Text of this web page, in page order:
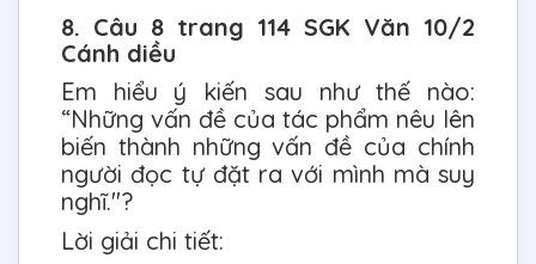
8. Câu 8 trang 114 SGK Văn 10/2
Cánh diều
Em hiểu ý kiến sau như thế nào:
“Những vấn đề của tác phẩm nêu lên
biến thành những vấn đề của chính
người đọc tự đặt ra với mình mà suy
nghĩ."?
Lời giải chi tiết: